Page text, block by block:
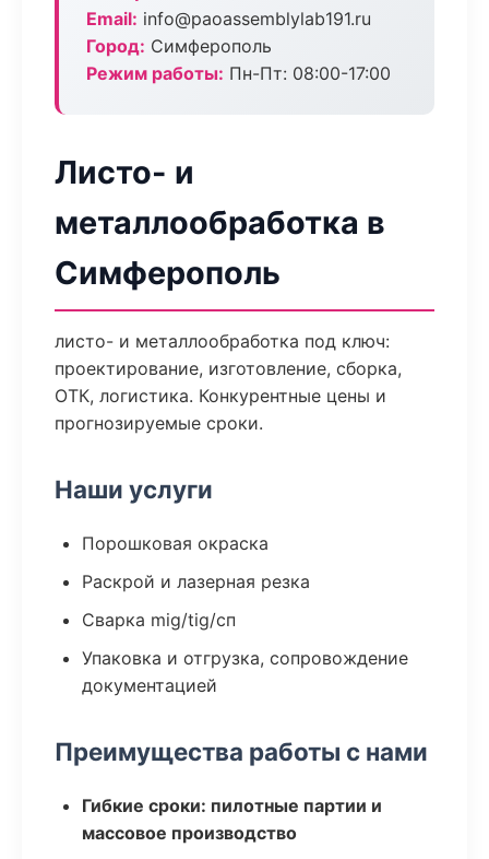
Email: info@paoassemblylab191.ru
Город: Симферополь
Режим работы: Пн-Пт: 08:00-17:00
Листо- и
металлообработка в
Симферополь
листо- и металлообработка под ключ:
проектирование, изготовление, сборка,
ОТК, логистика. Конкурентные цены и
прогнозируемые сроки.
Наши услуги
Порошковая окраска
Раскрой и лазерная резка
Сварка mig/tig/сп
Упаковка и отгрузка, сопровождение
документацией
Преимущества работы с нами
Гибкие сроки: пилотные партии и
массовое производство